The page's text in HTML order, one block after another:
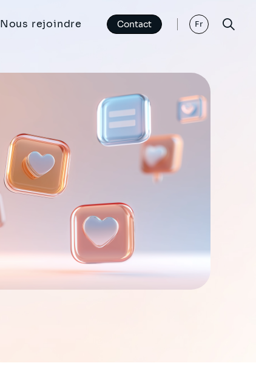
Nous rejoindre Contact Fr